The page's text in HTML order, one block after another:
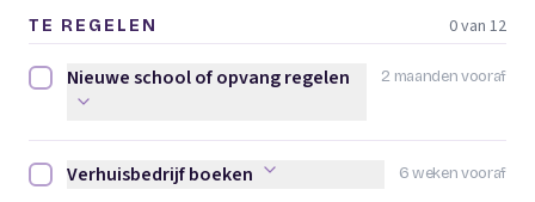
TE REGELEN 0 van 12
2 maanden vooraf
Nieuwe school of opvang regelen afvinken
Nieuwe school of opvang regelen
6 weken vooraf
Verhuisbedrijf boeken afvinken
Verhuisbedrijf boeken